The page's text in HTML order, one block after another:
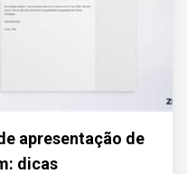
apresentação de
dicas